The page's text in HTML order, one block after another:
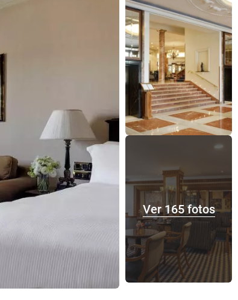
Ver 165 fotos